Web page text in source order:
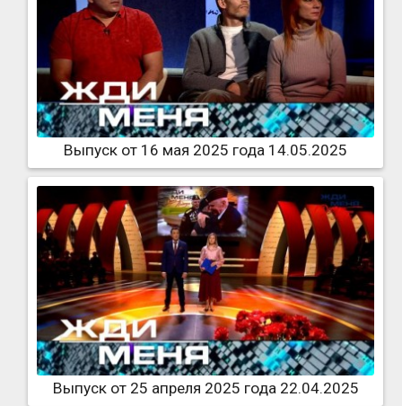
Выпуск от 16 мая 2025 года 14.05.2025
Выпуск от 25 апреля 2025 года 22.04.2025